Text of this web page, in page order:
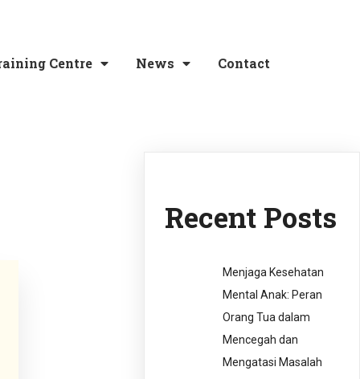
Centre News Contact
Recent Posts
Menjaga Kesehatan
Mental Anak: Peran
Orang Tua dalam
Mencegah dan
Mengatasi Masalah